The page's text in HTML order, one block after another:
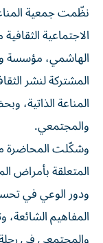
نظّمت جمعية
الاجتماعية
الهاشمي، مؤسسة
المشتركة لنشر
المناعة الذاتية،
والمجتمعي.
وشكّلت المحاضرة
المتعلقة بأمراض
ودور الوعي في
المفاهيم